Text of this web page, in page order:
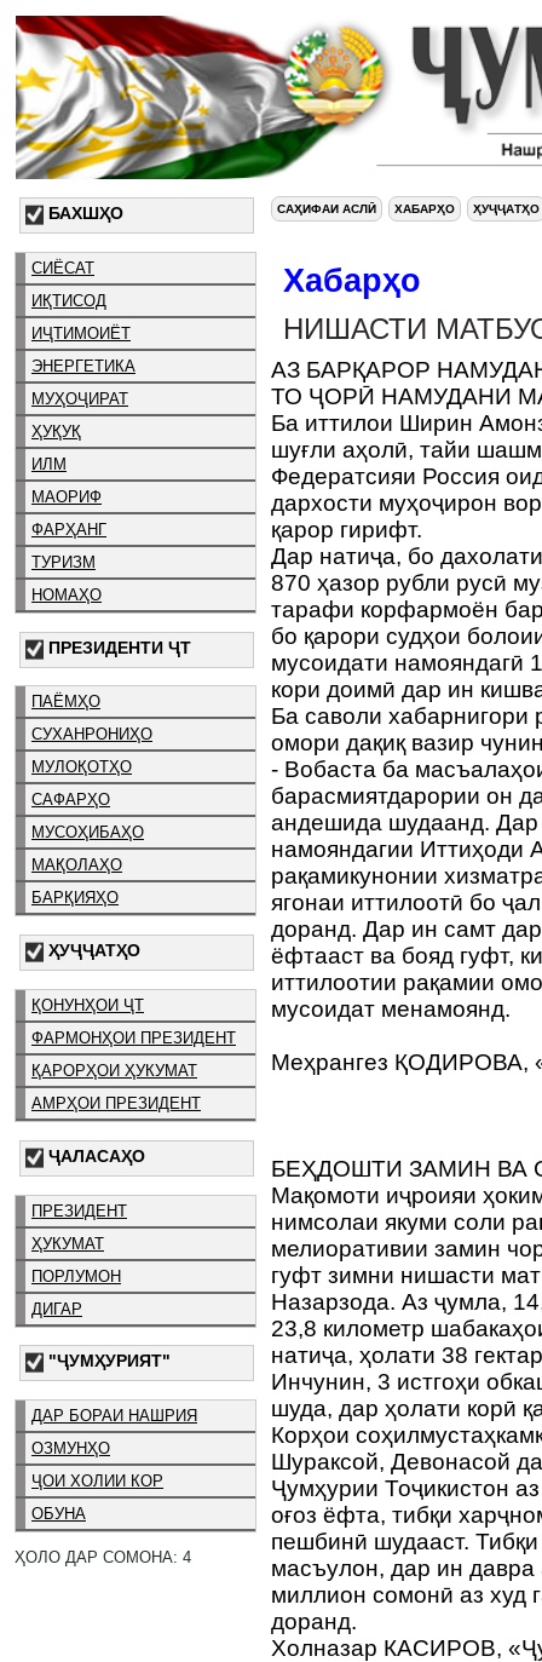
БАХШҲО
СИЁСАТ
ИҚТИСОД
ИҶТИМОИЁТ
ЭНЕРГЕТИКА
МУҲОҶИРАТ
ҲУҚУҚ
ИЛМ
МАОРИФ
ФАРҲАНГ
ТУРИЗМ
НОМАҲО
ПРЕЗИДЕНТИ ҶТ
ПАЁМҲО
СУХАНРОНИҲО
МУЛОҚОТҲО
САФАРҲО
МУСОҲИБАҲО
МАҚОЛАҲО
БАРҚИЯҲО
ҲУҶҶАТҲО
ҚОНУНҲОИ ҶТ
ФАРМОНҲОИ ПРЕЗИДЕНТ
ҚАРОРҲОИ ҲУКУМАТ
АМРҲОИ ПРЕЗИДЕНТ
ҶАЛАСАҲО
ПРЕЗИДЕНТ
ҲУКУМАТ
ПОРЛУМОН
ДИГАР
"ҶУМҲУРИЯТ"
ДАР БОРАИ НАШРИЯ
ОЗМУНҲО
ҶОИ ХОЛИИ КОР
ОБУНА
ҲОЛО ДАР СОМОНА: 4
САҲИФАИ АСЛӢ ХАБАРҲО ҲУҶҶАТҲО
Хабарҳо
НИШАСТИ
АЗ БАРҚАРОР
ТО ҶОРӢ НАМУДАНИ
Ба иттилои Ширин
шуғли аҳолӣ, тайи
Федератсияи Россия
дархости муҳоҷирон
қарор гирифт.
Дар натиҷа, бо
870 ҳазор рубли русӣ
тарафи корфармоён
бо қарори судҳои
мусоидати намояндагӣ
кори доимӣ дар ин
Ба саволи
омори дақиқ вазир
- Вобаста ба
барасмиятдарории он
андешида шудаанд. Дар
намояндагии Иттиҳоди
рақамикунонии
ягонаи иттилоотӣ бо
доранд. Дар ин самт
ёфтааст ва бояд гуфт,
иттилоотии рақамии
мусоидат менамоянд.
Меҳрангез ҚОДИРОВА,
БЕҲДОШТИ ЗАМИН ВА
Мақомоти иҷроияи
нимсолаи якуми соли
мелиоративии замин
гуфт зимни нишасти
Назарзода. Аз ҷумла,
23,8 километр
натиҷа, ҳолати 38
Инчунин, 3 истгоҳи
шуда, дар ҳолати корӣ
Корҳои
Шураксой, Девонасой
Ҷумҳурии Тоҷикистон
оғоз ёфта, тибқи
пешбинӣ шудааст.
масъулон, дар ин давра
миллион сомонӣ аз худ
доранд.
Холназар КАСИРОВ,